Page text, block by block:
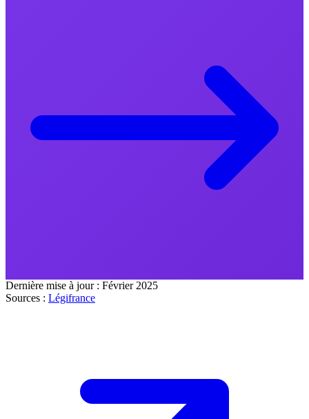
Dernière mise à jour : Février 2025
Sources : Légifrance